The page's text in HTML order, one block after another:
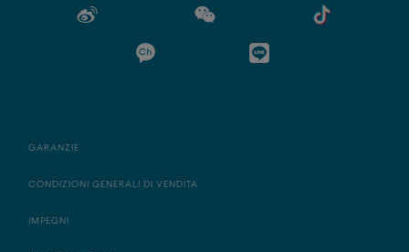
GARANZIE
CONDIZIONI GENERALI DI VENDITA
IMPEGNI